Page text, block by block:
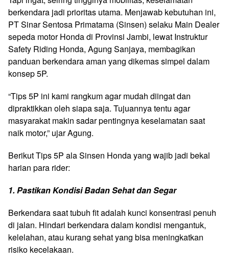
berkendara jadi prioritas utama. Menjawab kebutuhan ini,
PT Sinar Sentosa Primatama (Sinsen) selaku Main Dealer
sepeda motor Honda di Provinsi Jambi, lewat Instruktur
Safety Riding Honda, Agung Sanjaya, membagikan
panduan berkendara aman yang dikemas simpel dalam
konsep 5P.
“Tips 5P ini kami rangkum agar mudah diingat dan
dipraktikkan oleh siapa saja. Tujuannya tentu agar
masyarakat makin sadar pentingnya keselamatan saat
naik motor,” ujar Agung.
Berikut Tips 5P ala Sinsen Honda yang wajib jadi bekal
harian para rider:
1. Pastikan Kondisi Badan Sehat dan Segar
Berkendara saat tubuh fit adalah kunci konsentrasi penuh
di jalan. Hindari berkendara dalam kondisi mengantuk,
kelelahan, atau kurang sehat yang bisa meningkatkan
risiko kecelakaan.